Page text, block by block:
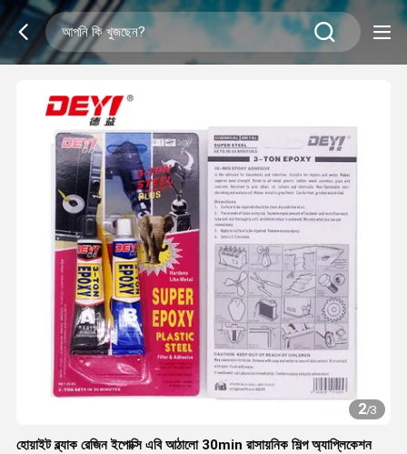
2/3
হোয়াইট ব্ল্যাক রেজিন ইপোক্সি এবি আঠালো 30min রাসায়নিক শিল্প অ্যাপ্লিকেশন